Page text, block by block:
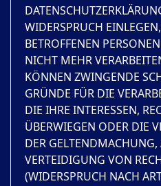
WIDERSPRUCH
BETROFFENEN
NICHT MEHR
KÖNNEN ZWINGENDE
GRÜNDE FÜR DIE
DIE IHRE INTERESSEN,
ÜBERWIEGEN ODER DIE
DER
VERTEIDIGUNG VON
(WIDERSPRUCH NACH